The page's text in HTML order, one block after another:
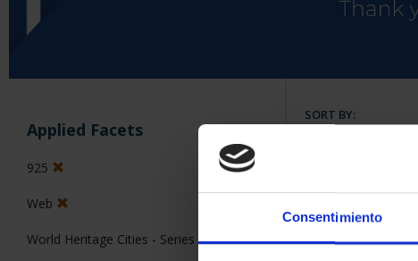
Consentimiento
Applied Facets
925
Web
World Heritage Cities - Series I
SORT BY:
7 Products found